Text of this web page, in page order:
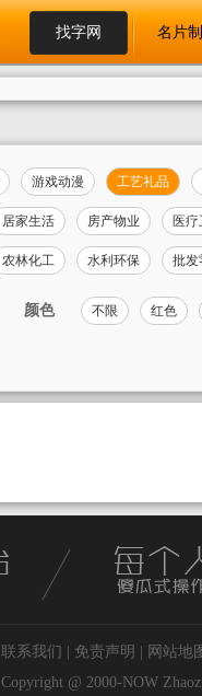
找字网 名片
游戏动漫 工艺礼品
居家生活 房产物业 医
农林化工 水利环保 批发
颜色 不限 红色
联系我们 免责声明
网站地
Copyright @ 2000-NOW